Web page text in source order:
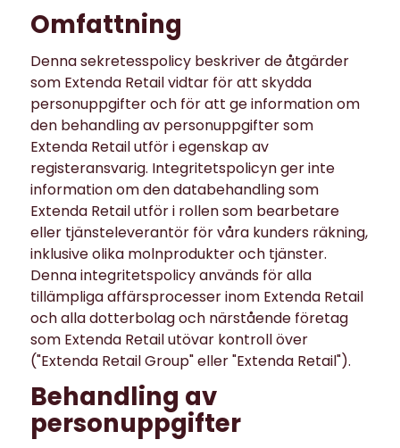
Omfattning
Denna sekretesspolicy beskriver de åtgärder
som Extenda Retail vidtar för att skydda
personuppgifter och för att ge information om
den behandling av personuppgifter som
Extenda Retail utför i egenskap av
registeransvarig. Integritetspolicyn ger inte
information om den databehandling som
Extenda Retail utför i rollen som bearbetare
eller tjänsteleverantör för våra kunders räkning,
inklusive olika molnprodukter och tjänster.
Denna integritetspolicy används för alla
tillämpliga affärsprocesser inom Extenda Retail
och alla dotterbolag och närstående företag
som Extenda Retail utövar kontroll över
("Extenda Retail Group" eller "Extenda Retail").
Behandling av
personuppgifter